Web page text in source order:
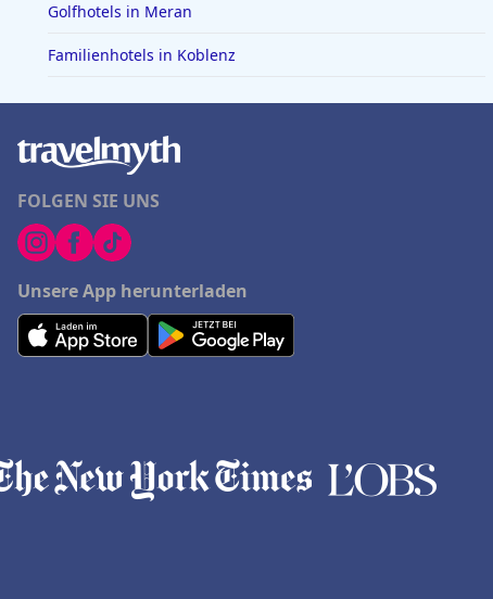
Golfhotels in Meran
Familienhotels in Koblenz
FOLGEN SIE UNS
Unsere App herunterladen